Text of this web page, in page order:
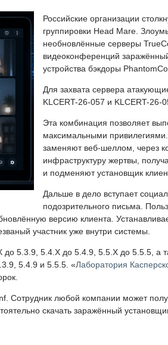
Российские организации
группировки Head Mare.
необновлённые серверы
видеоконференций
устройства бэкдоры
Для захвата сервера
KLCERT-26-057 и KLCERT-26-
Эта комбинация позволяет
максимальными
заменяют веб-шеллом, через
инфраструктуру жертвы,
и подменяют установщик
Дальше в дело вступает
подозрительного письма.
версию клиента.
участник уже внутри системы.
5.3.9, 5.4.X до 5.4.9, 5.5.X до 5.5.5, а
5.4.9 и 5.5.5. «Лаборатория
Сотрудник любой компании может
скачать заражённый